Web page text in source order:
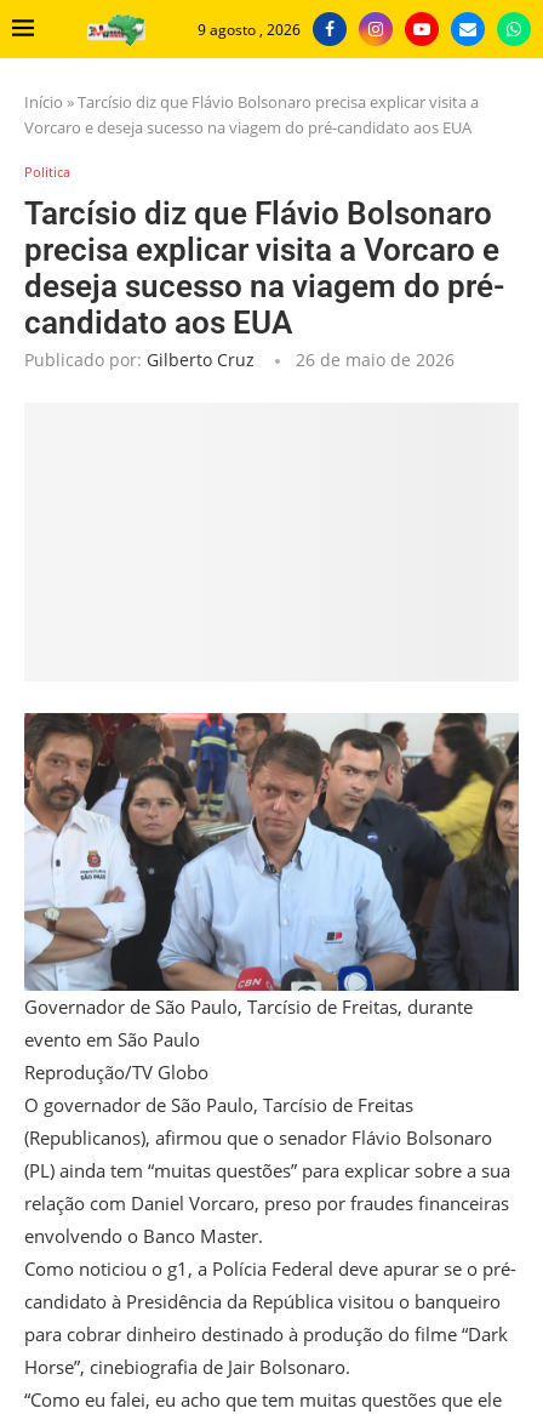
9 agosto , 2026
Início »Tarcísio diz que Flávio Bolsonaro precisa explicar visita a
Vorcaro e deseja sucesso na viagem do pré-candidato aos EUA
Politica
Tarcísio diz que Flávio Bolsonaro
precisa explicar visita a Vorcaro e
deseja sucesso na viagem do pré-
candidato aos EUA
Publicado por: Gilberto Cruz 26 de maio de 2026
Governador de São Paulo, Tarcísio de Freitas, durante
evento em São Paulo
Reprodução/TV Globo
O governador de São Paulo, Tarcísio de Freitas
(Republicanos), afirmou que o senador Flávio Bolsonaro
(PL) ainda tem “muitas questões” para explicar sobre a sua
relação com Daniel Vorcaro, preso por fraudes financeiras
envolvendo o Banco Master.
Como noticiou o g1, a Polícia Federal deve apurar se o pré-
candidato à Presidência da República visitou o banqueiro
para cobrar dinheiro destinado à produção do filme “Dark
Horse”, cinebiografia de Jair Bolsonaro.
“Como eu falei, eu acho que tem muitas questões que ele